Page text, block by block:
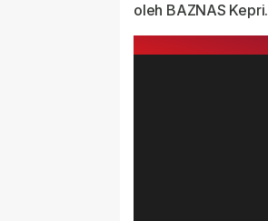
oleh BAZNAS Kepri.